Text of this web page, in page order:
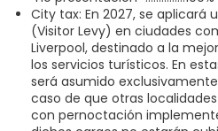
City tax: En 2027, se
(Visitor Levy) en ciudades
Liverpool, destinado a la
los servicios turísticos. En
será asumido exclusivamente
caso de que otras
con pernoctación